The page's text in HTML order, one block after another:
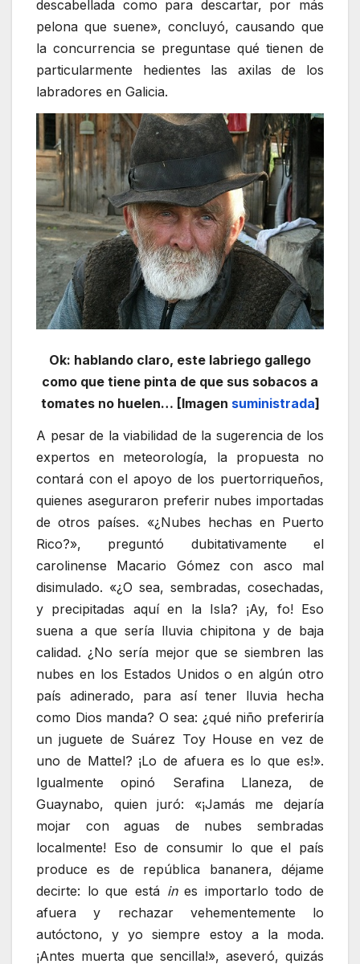
descabellada como para descartar, por más
pelona que suene», concluyó, causando que
la concurrencia se preguntase qué tienen de
particularmente hedientes las axilas de los
labradores en Galicia.
Ok: hablando claro, este labriego gallego
como que tiene pinta de que sus sobacos a
tomates no huelen… [Imagen suministrada]
A pesar de la viabilidad de la sugerencia de los
expertos en meteorología, la propuesta no
contará con el apoyo de los puertorriqueños,
quienes aseguraron preferir nubes importadas
de otros países. «¿Nubes hechas en Puerto
Rico?», preguntó dubitativamente el
carolinense Macario Gómez con asco mal
disimulado. «¿O sea, sembradas, cosechadas,
y precipitadas aquí en la Isla? ¡Ay, fo! Eso
suena a que sería lluvia chipitona y de baja
calidad. ¿No sería mejor que se siembren las
nubes en los Estados Unidos o en algún otro
país adinerado, para así tener lluvia hecha
como Dios manda? O sea: ¿qué niño preferiría
un juguete de Suárez Toy House en vez de
uno de Mattel? ¡Lo de afuera es lo que es!».
Igualmente opinó Serafina Llaneza, de
Guaynabo, quien juró: «¡Jamás me dejaría
mojar con aguas de nubes sembradas
localmente! Eso de consumir lo que el país
produce es de república bananera, déjame
decirte: lo que está ines importarlo todo de
afuera y rechazar vehementemente lo
autóctono, y yo siempre estoy a la moda.
¡Antes muerta que sencilla!», aseveró, quizás